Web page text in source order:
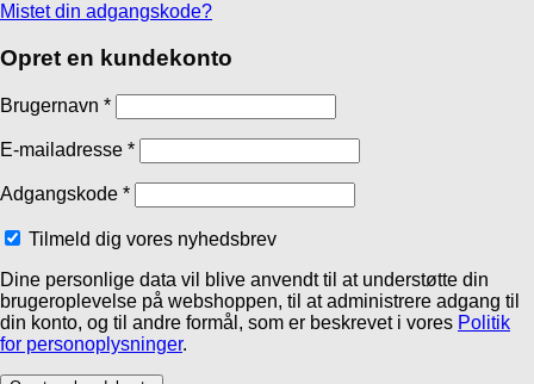
Mistet din adgangskode?
Opret en kundekonto
Brugernavn *
E-mailadresse *
Adgangskode *
Tilmeld dig vores nyhedsbrev
Dine personlige data vil blive anvendt til at understøtte din
brugeroplevelse på webshoppen, til at administrere adgang til
din konto, og til andre formål, som er beskrevet i vores Politik
for personoplysninger.